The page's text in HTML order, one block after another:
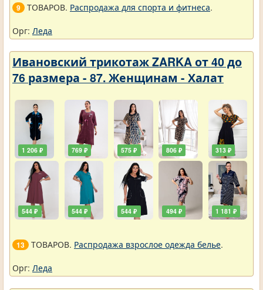
9 ТОВАРОВ. Распродажа для спорта и фитнеса.
Орг: Леда
Ивановский трикотаж ZARKA от 40 до
76 размера - 87. Женщинам - Халат
1 206 ₽
544 ₽
769 ₽
544 ₽
575 ₽
544 ₽
806 ₽
494 ₽
313 ₽
1 181 ₽
13 ТОВАРОВ. Распродажа взрослое одежда белье.
Орг: Леда